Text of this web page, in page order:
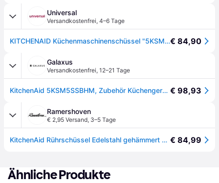
Universal
Versandkostenfrei, 4–6 Tage
KITCHENAID Küchenmaschinenschüssel "5KSM5SSBHM", silber (edelstahlfarben), B/H/L: 23,5cm x 19cm, Schüsseln, gehämmert mit Griff, Küchenmaschinenschüssel€ 84,90
Galaxus
Versandkostenfrei, 12–21 Tage
KitchenAid 5KSM5SSBHM, Zubehör Küchengeräte, Silber € 98,93
Ramershoven
€ 2,95 Versand, 3–5 Tage
KitchenAid Rührschüssel Edelstahl gehämmert 4,8 Liter € 84,99
Ähnliche Produkte